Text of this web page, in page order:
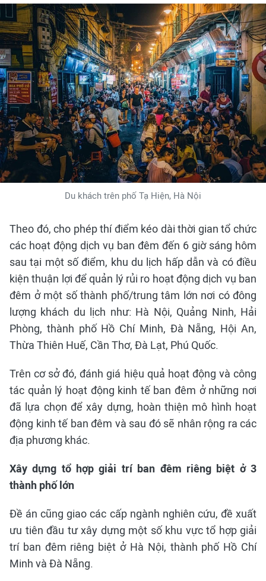
Du khách trên phố Tạ Hiện, Hà Nội
Theo đó, cho phép thí điểm kéo dài thời gian tổ chức
các hoạt động dịch vụ ban đêm đến 6 giờ sáng hôm
sau tại một số điểm, khu du lịch hấp dẫn và có điều
kiện thuận lợi để quản lý rủi ro hoạt động dịch vụ ban
đêm ở một số thành phố/trung tâm lớn nơi có đông
lượng khách du lịch như: Hà Nội, Quảng Ninh, Hải
Phòng, thành phố Hồ Chí Minh, Đà Nẵng, Hội An,
Thừa Thiên Huế, Cần Thơ, Đà Lạt, Phú Quốc.
Trên cơ sở đó, đánh giá hiệu quả hoạt động và công
tác quản lý hoạt động kinh tế ban đêm ở những nơi
đã lựa chọn để xây dựng, hoàn thiện mô hình hoạt
động kinh tế ban đêm và sau đó sẽ nhân rộng ra các
địa phương khác.
Xây dựng tổ hợp giải trí ban đêm riêng biệt ở 3
thành phố lớn
Đề án cũng giao các cấp ngành nghiên cứu, đề xuất
ưu tiên đầu tư xây dựng một số khu vực tổ hợp giải
trí ban đêm riêng biệt ở Hà Nội, thành phố Hồ Chí
Minh và Đà Nẵng.